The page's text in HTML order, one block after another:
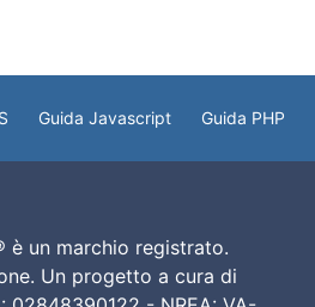
Guida Javascript Guida PHP
è un marchio registrato.
Un progetto a cura di